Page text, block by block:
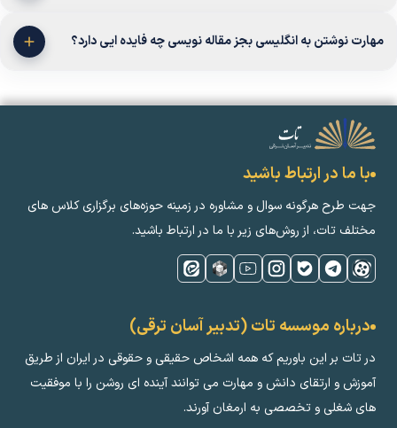
مهارت نوشتن به انگلیسی بجز مقاله نویسی چه فایده ایی دارد؟
با ما در ارتباط باشید
جهت طرح هرگونه سوال و مشاوره در زمینه‌ حوزه‌های برگزاری کلاس ‌های
مختلف تات، از روش‌های زیر با ما در ارتباط باشید.
درباره موسسه تات (تدبیر آسان ترقی)
در تات بر این باوریم که همه اشخاص حقیقی و حقوقی در ایران از طریق
آموزش و ارتقای دانش و مهارت می توانند آینده ای روشن را با موفقیت
های شغلی و تخصصی به ارمغان آورند.